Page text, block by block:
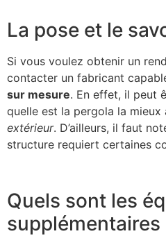
La pose et le
Si vous voulez obtenir un
contacter un fabricant
sur mesure. En effet, il peut
quelle est la pergola la mieux
extérieur. D’ailleurs, il faut
structure requiert certaines
Quels sont les
supplémentaires